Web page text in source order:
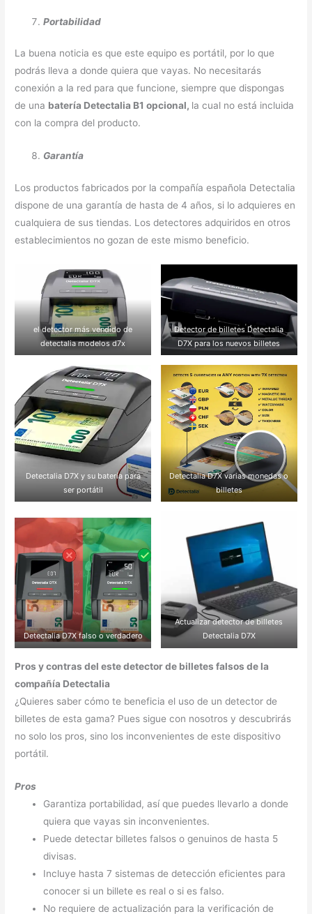
Portabilidad
La buena noticia es que este equipo es portátil, por lo que
podrás lleva a donde quiera que vayas. No necesitarás
conexión a la red para que funcione, siempre que dispongas
de una batería Detectalia B1 opcional, la cual no está incluida
con la compra del producto.
Garantía
Los productos fabricados por la compañía española Detectalia
dispone de una garantía de hasta de 4 años, si lo adquieres en
cualquiera de sus tiendas. Los detectores adquiridos en otros
establecimientos no gozan de este mismo beneficio.
el detector más vendido de
detectalia modelos d7x
Detector de billetes Detectalia
D7X para los nuevos billetes
Detectalia D7X y su batería para
ser portátil
Detectalia D7X varias monedas o
billetes
Detectalia D7X falso o verdadero
Actualizar detector de billetes
Detectalia D7X
Pros y contras del este detector de billetes falsos de la
compañía Detectalia
¿Quieres saber cómo te beneficia el uso de un detector de
billetes de esta gama? Pues sigue con nosotros y descubrirás
no solo los pros, sino los inconvenientes de este dispositivo
portátil.
Pros
Garantiza portabilidad, así que puedes llevarlo a donde
quiera que vayas sin inconvenientes.
Puede detectar billetes falsos o genuinos de hasta 5
divisas.
Incluye hasta 7 sistemas de detección eficientes para
conocer si un billete es real o si es falso.
No requiere de actualización para la verificación de